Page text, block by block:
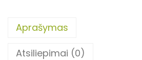
Aprašymas
Atsiliepimai (0)